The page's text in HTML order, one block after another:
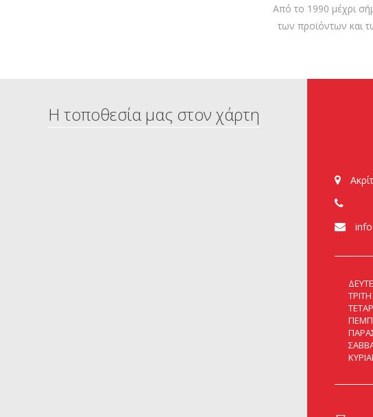
Από το 1990 μέχρι
των προϊόντων και
Η τοποθεσία μας στον χάρτη
ΤΡΙΤΗ